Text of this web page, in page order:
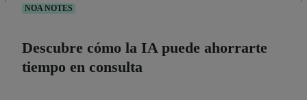
NOA NOTES
Descubre cómo la IA puede ahorrarte
tiempo en consulta